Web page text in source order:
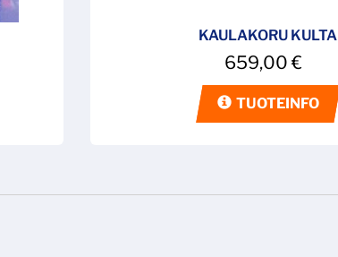
KAULAKORU KULTA
659,00€
TUOTEINFO